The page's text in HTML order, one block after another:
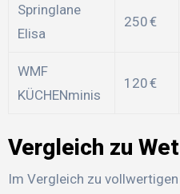
Springlane
Elisa
250 €
WMF
KÜCHENminis
120 €
Vergleich zu
Im Vergleich zu